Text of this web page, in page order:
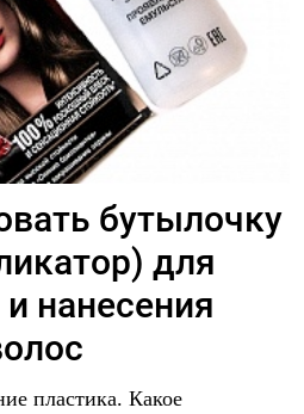
бутылочку
для
нанесения
пластика. Какое